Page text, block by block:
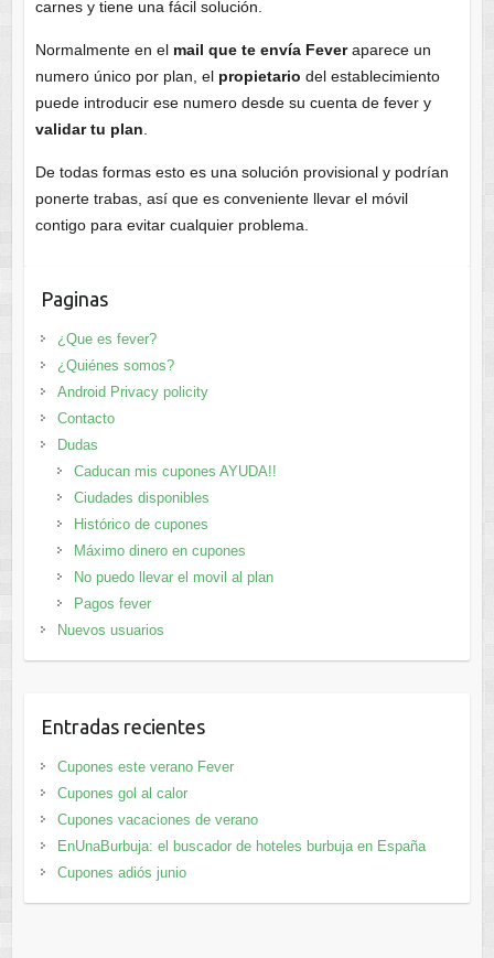
carnes y tiene una fácil solución.
Normalmente en el mail que te envía Feveraparece un
numero único por plan, el propietario del establecimiento
puede introducir ese numero desde su cuenta de fever y
validar tu plan
De todas formas esto es una solución provisional y podrían
ponerte trabas, así que es conveniente llevar el móvil
contigo para evitar cualquier problema.
Paginas
¿Que es fever?
¿Quiénes somos?
Android Privacy policity
Contacto
Dudas
Caducan mis cupones AYUDA!!
Ciudades disponibles
Histórico de cupones
Máximo dinero en cupones
No puedo llevar el movil al plan
Pagos fever
Nuevos usuarios
Entradas recientes
Cupones este verano Fever
Cupones gol al calor
Cupones vacaciones de verano
EnUnaBurbuja: el buscador de hoteles burbuja en España
Cupones adiós junio